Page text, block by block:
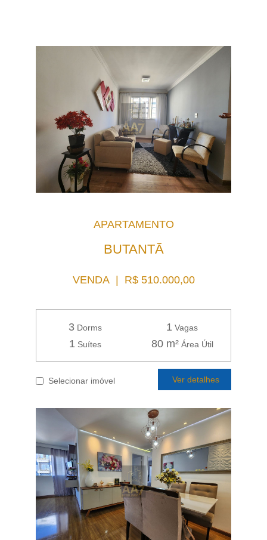
APARTAMENTO
BUTANTÃ
VENDA | R$ 510.000,00
3Dorms 1 Vagas
1 Suítes 80 m²Área Útil
Selecionar imóvel Ver detalhes